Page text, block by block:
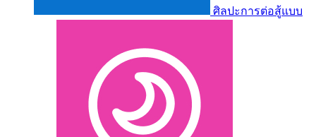
ศิลปะการต่อสู้แบบ